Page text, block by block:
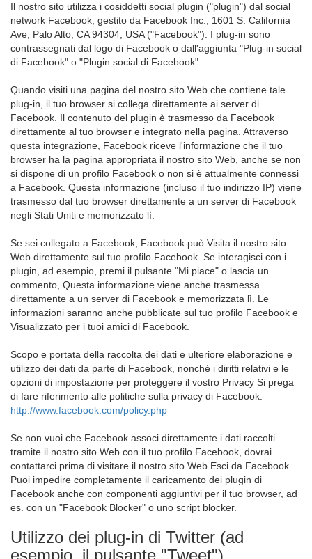
Il nostro sito utilizza i cosiddetti social plugin ("plugin") dal social
network Facebook, gestito da Facebook Inc., 1601 S. California
Ave, Palo Alto, CA 94304, USA ("Facebook"). I plug-in sono
contrassegnati dal logo di Facebook o dall'aggiunta "Plug-in social
di Facebook" o "Plugin social di Facebook".
Quando visiti una pagina del nostro sito Web che contiene tale
plug-in, il tuo browser si collega direttamente ai server di
Facebook. Il contenuto del plugin è trasmesso da Facebook
direttamente al tuo browser e integrato nella pagina. Attraverso
questa integrazione, Facebook riceve l'informazione che il tuo
browser ha la pagina appropriata il nostro sito Web, anche se non
si dispone di un profilo Facebook o non si è attualmente connessi
a Facebook. Questa informazione (incluso il tuo indirizzo IP) viene
trasmesso dal tuo browser direttamente a un server di Facebook
negli Stati Uniti e memorizzato lì.
Se sei collegato a Facebook, Facebook può Visita il nostro sito
Web direttamente sul tuo profilo Facebook. Se interagisci con i
plugin, ad esempio, premi il pulsante "Mi piace" o lascia un
commento, Questa informazione viene anche trasmessa
direttamente a un server di Facebook e memorizzata lì. Le
informazioni saranno anche pubblicate sul tuo profilo Facebook e
Visualizzato per i tuoi amici di Facebook.
Scopo e portata della raccolta dei dati e ulteriore elaborazione e
utilizzo dei dati da parte di Facebook, nonché i diritti relativi e le
opzioni di impostazione per proteggere il vostro Privacy Si prega
di fare riferimento alle politiche sulla privacy di Facebook:
http://www.facebook.com/policy.php
Se non vuoi che Facebook associ direttamente i dati raccolti
tramite il nostro sito Web con il tuo profilo Facebook, dovrai
contattarci prima di visitare il nostro sito Web Esci da Facebook.
Puoi impedire completamente il caricamento dei plugin di
Facebook anche con componenti aggiuntivi per il tuo browser, ad
es. con un "Facebook Blocker" o uno script blocker.
Utilizzo dei plug-in di Twitter (ad
esempio, il pulsante "Tweet")